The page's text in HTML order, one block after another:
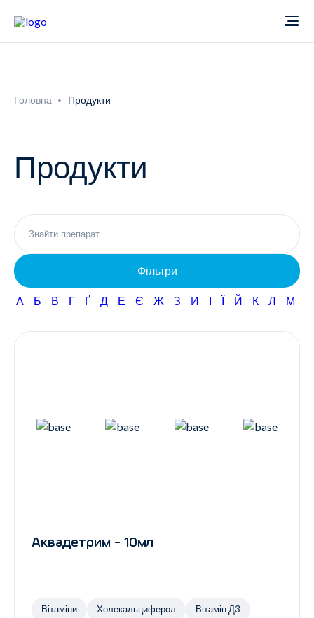
Новини
Неврологія
Фармаконагляд
Кар'єра
Головна Продукти
Продукти
Фільтри
А Б В Г Ґ Д Е Є Ж З И І Ї Й К Л М
Аквадетрим - 10мл
Вітаміни Холекальциферол Вітамін Д3